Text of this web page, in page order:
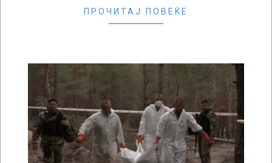
ПРОЧИТАЈ ПОВЕЌЕ